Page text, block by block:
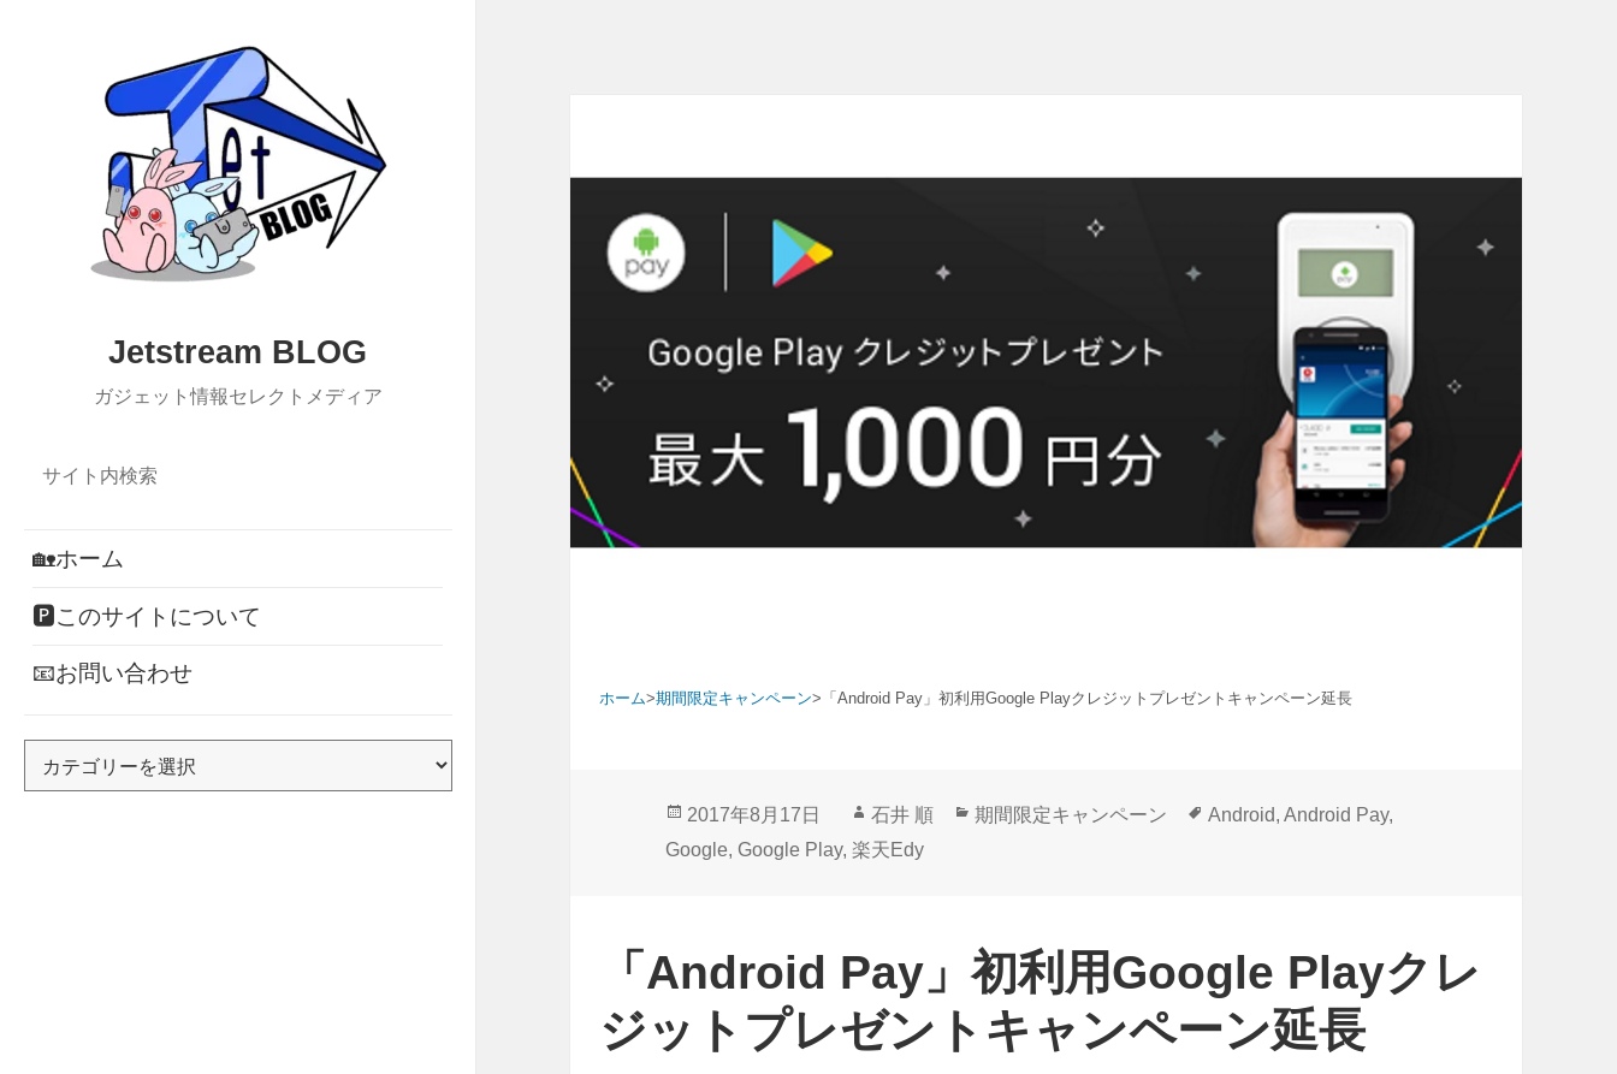
Jetstream BLOG
ガジェット情報セレクトメディア
🏡ホーム
🅿このサイトについて
📧お問い合わせ
ホーム>期間限定キャンペーン> 「Android Pay」初利用Google Playクレジットプレゼントキャンペーン延長
投
稿
2017年8月17日
作
成
石井 順
カ
ー
期間限定キャンペーン
タ
Android,Android Pay,
Google, Google Play,楽天Edy
「Android Pay」初利用Google Playクレ
ジットプレゼントキャンペーン延長